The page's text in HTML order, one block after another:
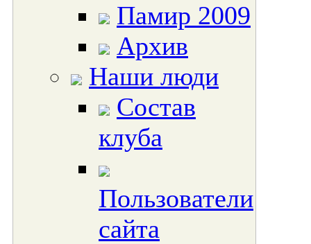
Памир 2009
Архив
Наши люди
Состав
клуба
Пользователи
сайта